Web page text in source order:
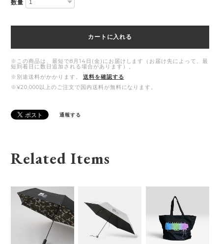
数量
カートに入れる
※この商品は、最短で8月14日(金)にお届けします（お届け先によって、最
短到着日に数日追加される場合があります）。
※別途送料がかかります。
送料を確認する
※¥20,000以上のご注文で国内送料が無料になります。
通報する
Related Items